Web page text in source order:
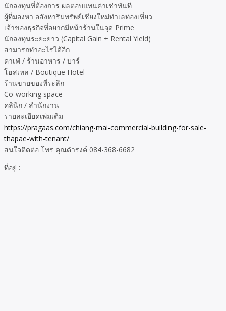
นักลงทุนที่ต้องการ ผลตอบแทนค่าเช่าทันที
ผู้ที่มองหา อสังหาริมทรัพย์เชียงใหม่ทำเลท่องเที่ยว
เจ้าของธุรกิจที่อยากมีหน้าร้านในจุด Prime
นักลงทุนระยะยาว (Capital Gain + Rental Yield)
สามารถทำอะไรได้อีก
คาเฟ่ / ร้านอาหาร / บาร์
โฮสเทล / Boutique Hotel
ร้านขายของที่ระลึก
Co-working space
คลินิก / สำนักงาน
รายละเอียดเพ่มเติม
https://pragaas.com/chiang-mai-commercial-building-for-sale-
thapae-with-tenant/
สนใจติดต่อ โทร คุณดำรงค์ 084-368-6682
ที่อยู่ :